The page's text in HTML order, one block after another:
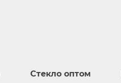
Стекло оптом